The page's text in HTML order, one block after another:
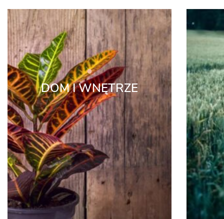
DOM I WNĘTRZE